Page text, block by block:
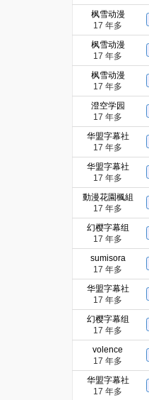
枫雪动漫
17 年多
枫雪动漫
17 年多
枫雪动漫
17 年多
澄空学园
17 年多
华盟字幕社
17 年多
华盟字幕社
17 年多
動漫花園楓組
17 年多
幻樱字幕组
17 年多
sumisora
17 年多
华盟字幕社
17 年多
幻樱字幕组
17 年多
volence
17 年多
华盟字幕社
17 年多